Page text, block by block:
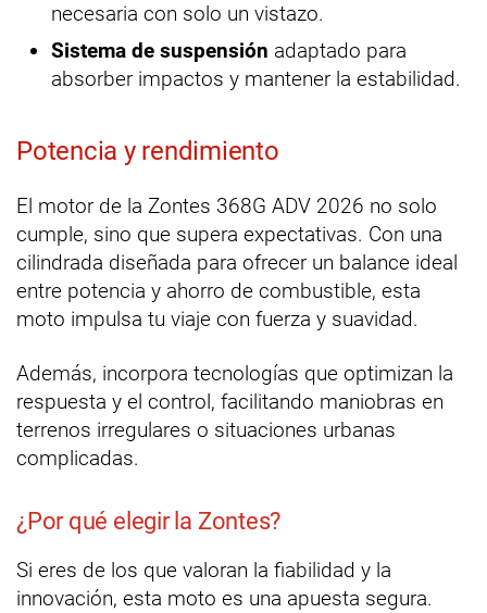
necesaria con solo un vistazo.
Sistema de suspensión adaptado para
absorber impactos y mantener la estabilidad.
Potencia y rendimiento
El motor de la Zontes 368G ADV 2026 no solo
cumple, sino que supera expectativas. Con una
cilindrada diseñada para ofrecer un balance ideal
entre potencia y ahorro de combustible, esta
moto impulsa tu viaje con fuerza y suavidad.
Además, incorpora tecnologías que optimizan la
respuesta y el control, facilitando maniobras en
terrenos irregulares o situaciones urbanas
complicadas.
¿Por qué elegir la Zontes?
Si eres de los que valoran la fiabilidad y la
innovación, esta moto es una apuesta segura.